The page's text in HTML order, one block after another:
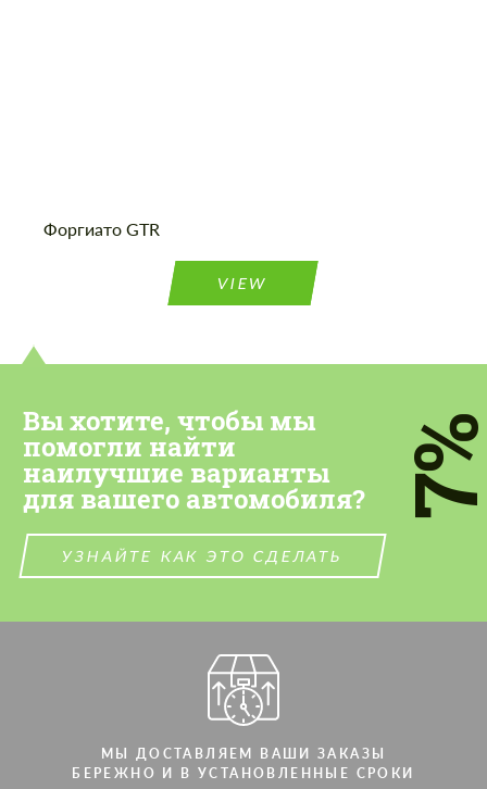
Форгиато GTR
VIEW
Вы хотите, чтобы мы
помогли найти
наилучшие варианты
для вашего автомобиля?
УЗНАЙТЕ КАК ЭТО СДЕЛАТЬ
МЫ ДОСТАВЛЯЕМ ВАШИ ЗАКАЗЫ
БЕРЕЖНО И В УСТАНОВЛЕННЫЕ СРОКИ
СВЯЖИТЕСЬ СО МНОЙ
СВЯЖИТЕСЬ СО МНОЙ
Мы говорим на вашем языке